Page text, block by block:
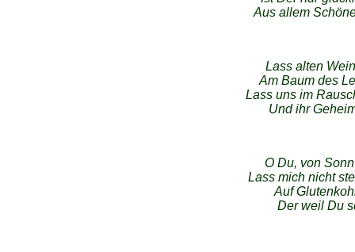
Aus allem
Lass alten
Am Baum des
Lass uns im
Und ihr
O Du, von
Lass mich nicht
Auf
Der weil Du